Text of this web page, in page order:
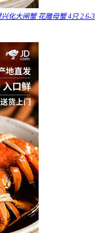
化大闸蟹 花雕母蟹 4只 2.6-3